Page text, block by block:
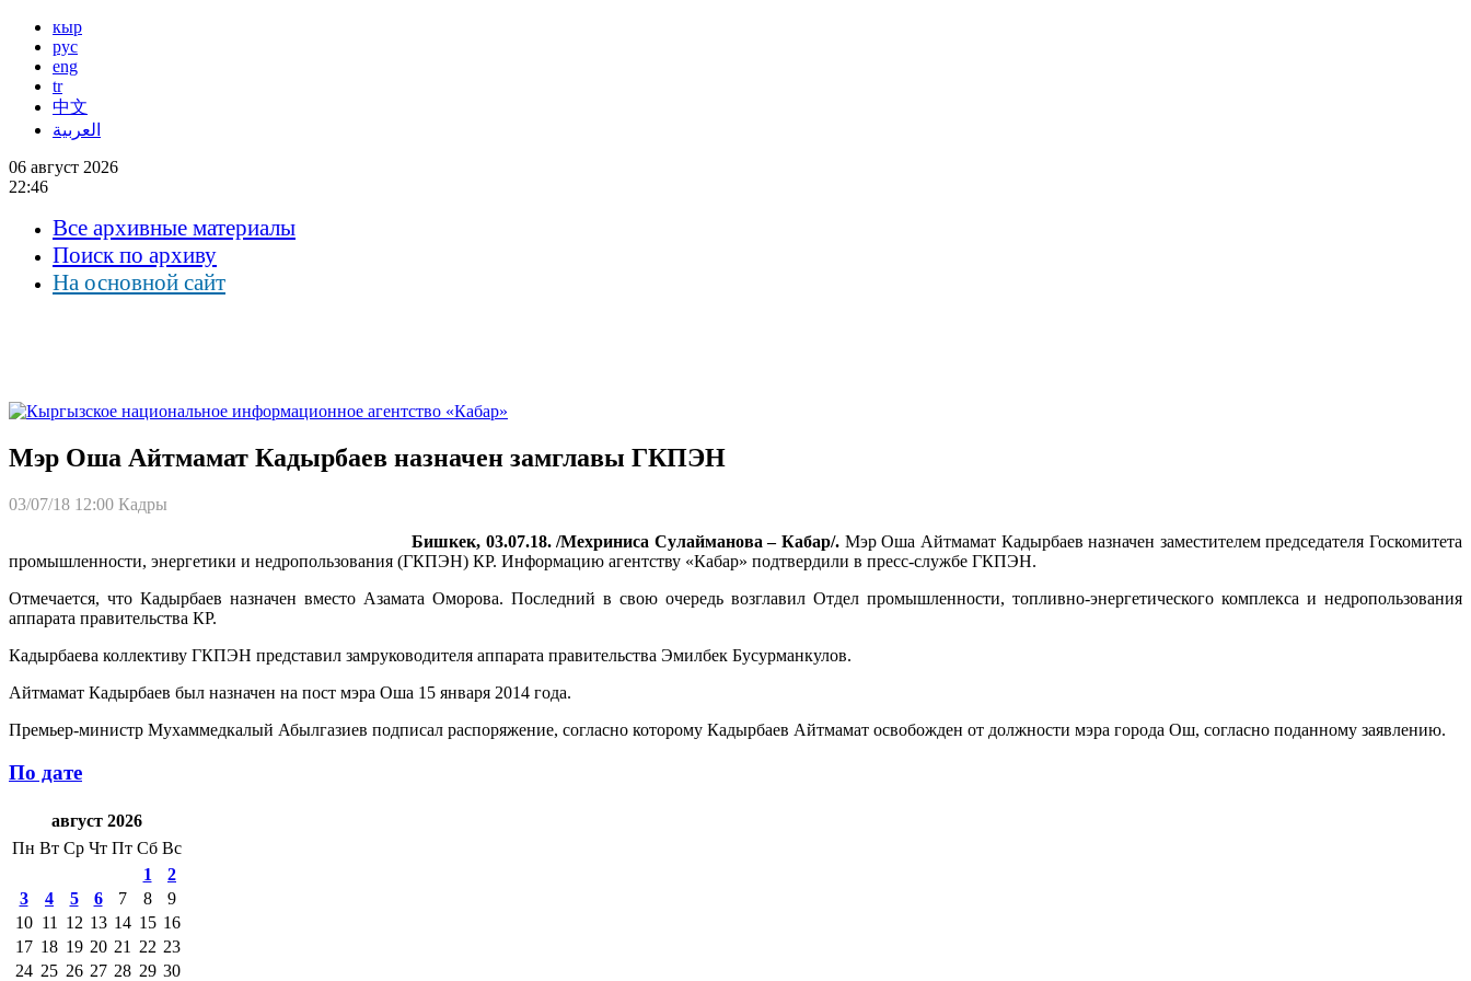
кыр
рус
eng
tr
中文
العربية
06 август 2026
22:46
Все архивные материалы
Поиск по архиву
На основной сайт
Мэр Оша Айтмамат Кадырбаев назначен замглавы ГКПЭН
03/07/18 12:00 Кадры
Бишкек, 03.07.18. /Мехриниса Сулайманова – Кабар/. Мэр Оша Айтмамат Кадырбаев назначен заместителем председателя Госкомитета
промышленности, энергетики и недропользования (ГКПЭН) КР. Информацию агентству «Кабар» подтвердили в пресс-службе ГКПЭН.
Отмечается, что Кадырбаев назначен вместо Азамата Оморова. Последний в свою очередь возглавил Отдел промышленности, топливно-энергетического комплекса и недропользования
аппарата правительства КР.
Кадырбаева коллективу ГКПЭН представил замруководителя аппарата правительства Эмилбек Бусурманкулов.
Айтмамат Кадырбаев был назначен на пост мэра Оша 15 января 2014 года.
Премьер-министр Мухаммедкалый Абылгазиев подписал распоряжение, согласно которому Кадырбаев Айтмамат освобожден от должности мэра города Ош, согласно поданному заявлению.
По дате
август 2026
Пн Вт Ср Чт Пт Сб Вс
1
2
3
4 5 6 7 8
9
10 11 12 13 14 15 16
17 18 19 20 21 22 23
24 25 26 27 28 29 30